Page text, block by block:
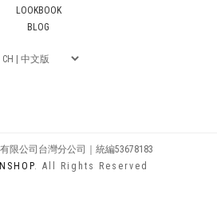
LOOKBOOK
BLOG
限公司台灣分公司｜統編53678183
. All Rights Reserved